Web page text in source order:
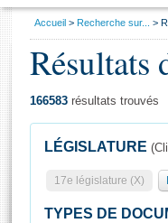
Présidence
Séance publique
Général
Rôle et pouvoirs
Visiter l'Assemblée
Vous
Accueil Recherche sur...
Résultats
166583 résultats trouvés
LÉGISLATURE
17e législature (X)
TYPES DE